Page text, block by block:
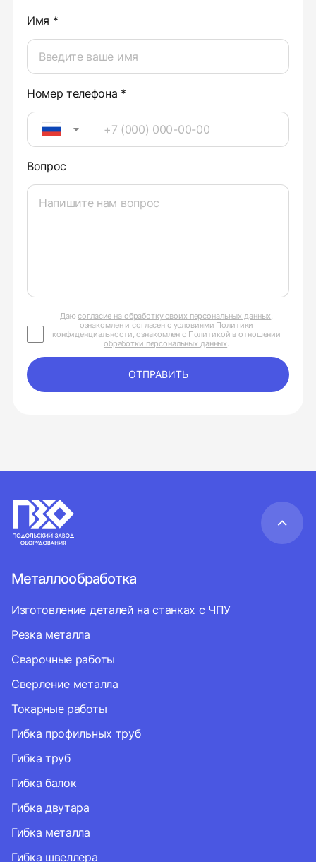
Имя *
Номер телефона *
Вопрос
Даюсогласие на обработку своих персональных данных,
ознакомлен и согласен с условиями Политики
конфиденциальности, ознакомлен с Политикой в отношении
обработки персональных данных.
ОТПРАВИТЬ
Металлообработка
Изготовление деталей на станках с ЧПУ
Резка металла
Сварочные работы
Сверление металла
Токарные работы
Гибка профильных труб
Гибка труб
Гибка балок
Гибка двутара
Гибка металла
Гибка швеллера